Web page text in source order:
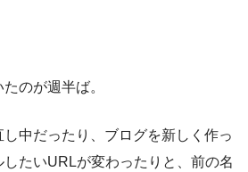
のが週半ば。
中だったり、ブログを新しく作っ
たいURLが変わったりと、前の名